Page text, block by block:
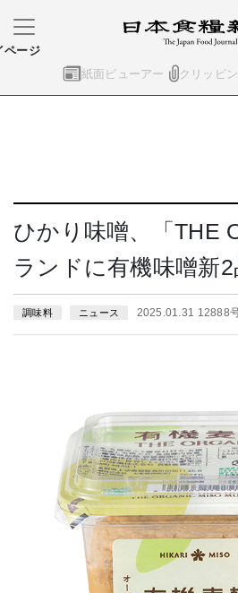
紙面ビューアー クリッピ
ページ
ひかり味噌、「THE
ランドに有機味噌新2
調味料 ニュース 2025.01.31 12888